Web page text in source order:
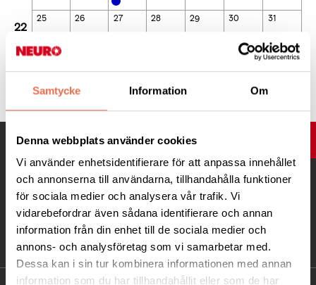
Samtycke Information Om
Denna webbplats använder cookies
Vi använder enhetsidentifierare för att anpassa innehållet
och annonserna till användarna, tillhandahålla funktioner
för sociala medier och analysera vår trafik. Vi
vidarebefordrar även sådana identifierare och annan
information från din enhet till de sociala medier och
annons- och analysföretag som vi samarbetar med.
Dessa kan i sin tur kombinera informationen med annan
information som du har tillhandahållit eller som de har
22
25 26 27 28 29 30 31
Klicka på en dag för att se dessa aktiviteter.